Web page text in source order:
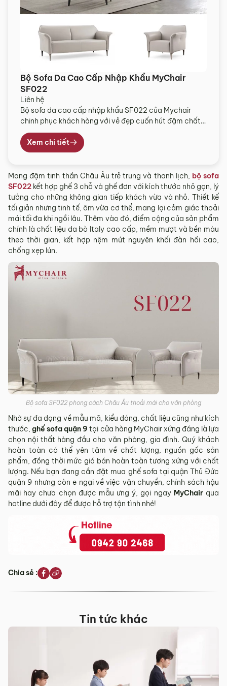
Bộ Sofa Da Cao Cấp Nhập Khẩu MyChair
SF022
Liên hệ
Bộ sofa da cao cấp nhập khẩu SF022 của Mychair
chinh phục khách hàng với vẻ đẹp cuốn hút đậm chất
Châu Âu với sự trẻ trung, phóng khoáng, tôn lên giá trị
không gian nội thất. Mẫu sofa bộ này gồm 1 ghế 3 chỗ
và 1 ghế đơn. Với kích thước nhỏ gọn, […]
Xem chi tiết
Mang đậm tinh thần Châu Âu trẻ trung và thanh lịch, bộ sofa
SF022 kết hợp ghế 3 chỗ và ghế đơn với kích thước nhỏ gọn, lý
tưởng cho những không gian tiếp khách vừa và nhỏ. Thiết kế
tối giản nhưng tinh tế, ôm vừa cơ thể, mang lại cảm giác thoải
mái tối đa khi ngồi lâu. Thêm vào đó, điểm cộng của sản phẩm
chính là chất liệu da bò Italy cao cấp, mềm mượt và bền màu
theo thời gian, kết hợp nệm mút nguyên khối đàn hồi cao,
chống xẹp lún.
Bộ sofa SF022 phong cách Châu Âu thoải mái cho văn phòng
Nhờ sự đa dạng về mẫu mã, kiểu dáng, chất liệu cũng như kích
thước,ghế sofa quận 9 tại cửa hàng MyChair xứng đáng là lựa
chọn nội thất hàng đầu cho văn phòng, gia đình. Quý khách
hoàn toàn có thể yên tâm về chất lượng, nguồn gốc sản
phẩm, đồng thời mức giá bán hoàn toàn tương xứng với chất
lượng. Nếu bạn đang cần đặt mua ghế sofa tại quận Thủ Đức
quận 9 nhưng còn e ngại về việc vận chuyển, chính sách hậu
mãi hay chưa chọn được mẫu ưng ý, gọi ngay MyChairqua
hotline dưới đây để được hỗ trợ tận tình nhé!
Chia sẻ :
Tin tức khác